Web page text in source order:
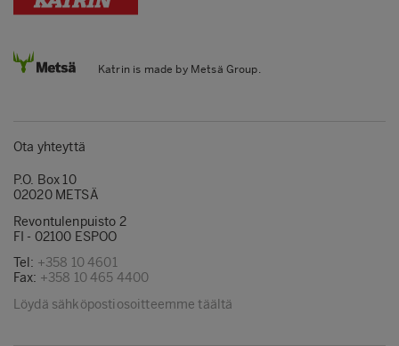
Katrin is made by Metsä Group.
Ota yhteyttä
P.O. Box 10
02020 METSÄ
Revontulenpuisto 2
FI - 02100 ESPOO
Tel: +358 10 4601
Fax: +358 10 465 4400
Löydä sähköpostiosoitteemme täältä